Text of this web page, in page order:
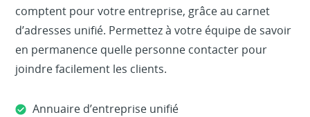
comptent pour votre entreprise, grâce au carnet
d’adresses unifié. Permettez à votre équipe de savoir
en permanence quelle personne contacter pour
joindre facilement les clients.
Annuaire d’entreprise unifié